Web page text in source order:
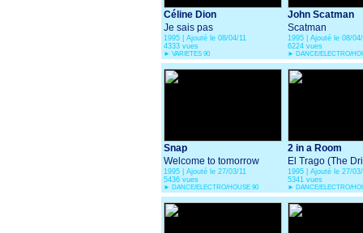
Céline Dion
Je sais pas
1995 | Ajouté le 08/04/11
4333 vues
► VARIETES 90
John Scatman
Scatman
1995 | Ajouté le 08/
6224 vues
► DANCE/ELECTRO/
Snap
Welcome to tomorrow
1995 | Ajouté le 27/03/11
5436 vues
► DANCE/ELECTRO/HOUSE 90
2 in a Room
El Trago (The
1995 | Ajouté le 27/
5341 vues
► DANCE/ELECTRO/